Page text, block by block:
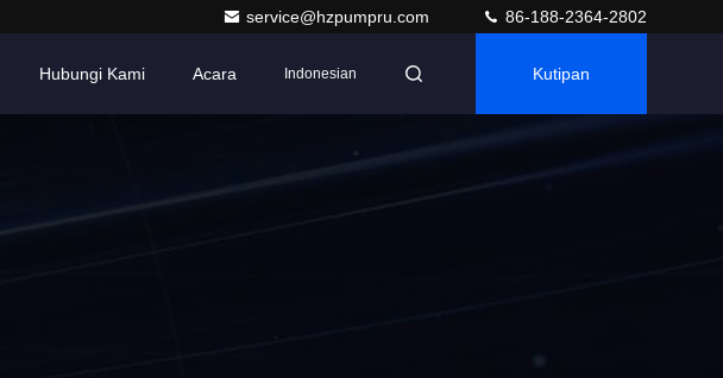
service@hzpumpru.com 86-188-2364-2802
Hubungi Kami Acara Indonesian Kutipan